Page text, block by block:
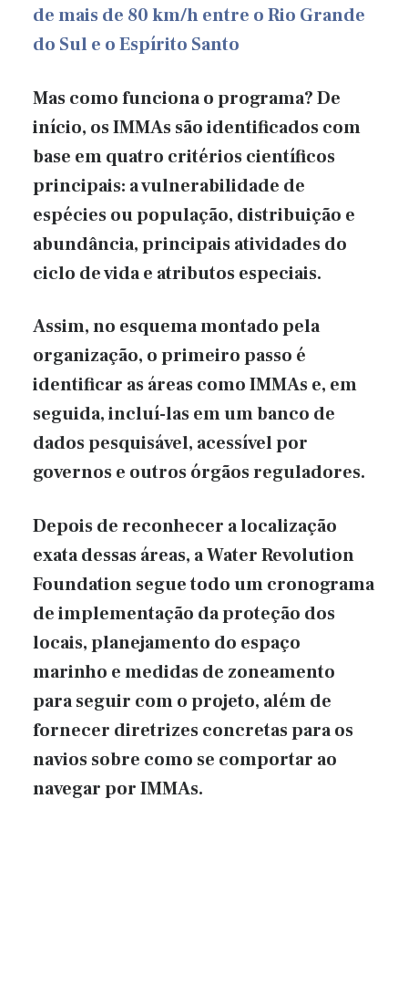
de mais de 80 km/h entre o Rio Grande
do Sul e o Espírito Santo
Mas como funciona o programa? De
início, os IMMAs são identificados com
base em quatro critérios científicos
principais: a vulnerabilidade de
espécies ou população, distribuição e
abundância, principais atividades do
ciclo de vida e atributos especiais.
Assim, no esquema montado pela
organização, o primeiro passo é
identificar as áreas como IMMAs e, em
seguida, incluí-las em um banco de
dados pesquisável, acessível por
governos e outros órgãos reguladores.
Depois de reconhecer a localização
exata dessas áreas, a Water Revolution
Foundation segue todo um cronograma
de implementação da proteção dos
locais, planejamento do espaço
marinho e medidas de zoneamento
para seguir com o projeto, além de
fornecer diretrizes concretas para os
navios sobre como se comportar ao
navegar por IMMAs.